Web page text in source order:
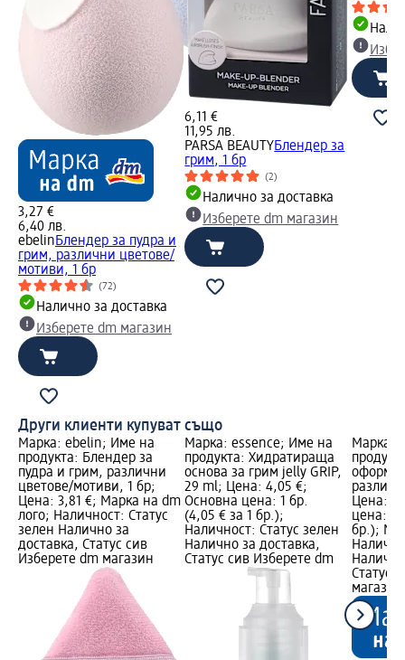
3,27 €
6,40 лв.
ebelinБлендер за пудра и
грим, различни цветове/
мотиви, 1 бр
(72)
Налично за доставка
Изберете dm магазин
6,11 €
11,95 лв.
PARSA BEAUTYБлендер за
грим, 1 бр
(2)
Налично за доставка
Изберете dm магазин
Други клиенти купуват също
Марка: ebelin; Име на
продукта: Блендер за
пудра и грим, различни
цветове/мотиви, 1 бр;
Цена: 3,81 €; Марка на dm
лого; Наличност: Статус
зелен Налично за
доставка, Статус сив
Изберете dm магазин
Марка: essence; Име на
продукта: Хидратираща
основа за грим jelly GRIP,
29 ml; Цена: 4,05 €;
Основна цена: 1 бр.
(4,05 € за 1 бр.);
Наличност: Статус зелен
Налично за доставка,
Статус сив Изберете dm
Марка:
Цена:
цена: 3
бр.);
Статус
магазин